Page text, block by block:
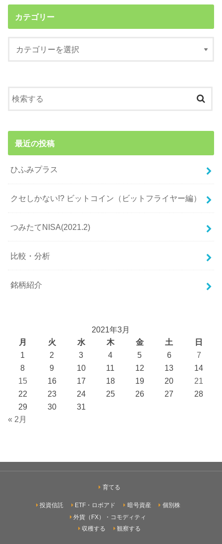
カテゴリー
最近の投稿
ひふみプラス
クセしかない!? ビットコイン（ビットフライヤー編）
つみたてNISA(2021.2)
比較・分析
銘柄紹介
2021年3月
月
火 水 木 金 土
日
1
2 3 4 5 6
7
8
9 10 11 12 13
14
15
16 17 18 19 20
21
22
23 24 25 26 27
28
29
30
31
« 2月
育てる
投資信託 ETF・ロボアド 暗号資産
個別株
外貨（FX）・コモディティ
収穫する
観察する